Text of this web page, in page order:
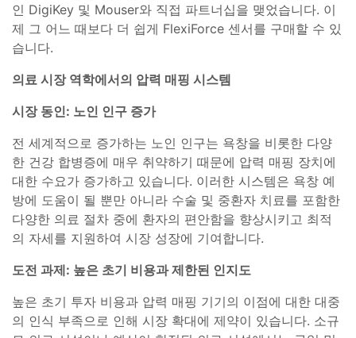
인 DigiKey 및 Mouser와 직접 파트너십을 맺었습니다. 이
제 그 어느 때보다 더 쉽게 FlexiForce 센서를 구매할 수 있
습니다.
의료 시장 역학에서의 압력 매핑 시스템
시장 동인: 노인 인구 증가
전 세계적으로 증가하는 노인 인구는 욕창을 비롯한 다양
한 건강 합병증에 매우 취약하기 때문에 압력 매핑 장치에
대한 수요가 증가하고 있습니다. 이러한 시스템은 욕창 예
방에 도움이 될 뿐만 아니라 수술 및 중환자 치료를 포함한
다양한 의료 절차 중에 환자의 편안함을 향상시키고 최적
의 자세를 지원하여 시장 성장에 기여합니다.
도전 과제: 높은 초기 비용과 제한된 인지도
높은 초기 투자 비용과 압력 매핑 기기의 이점에 대한 대중
의 인식 부족으로 인해 시장 확대에 제약이 있습니다. 소규